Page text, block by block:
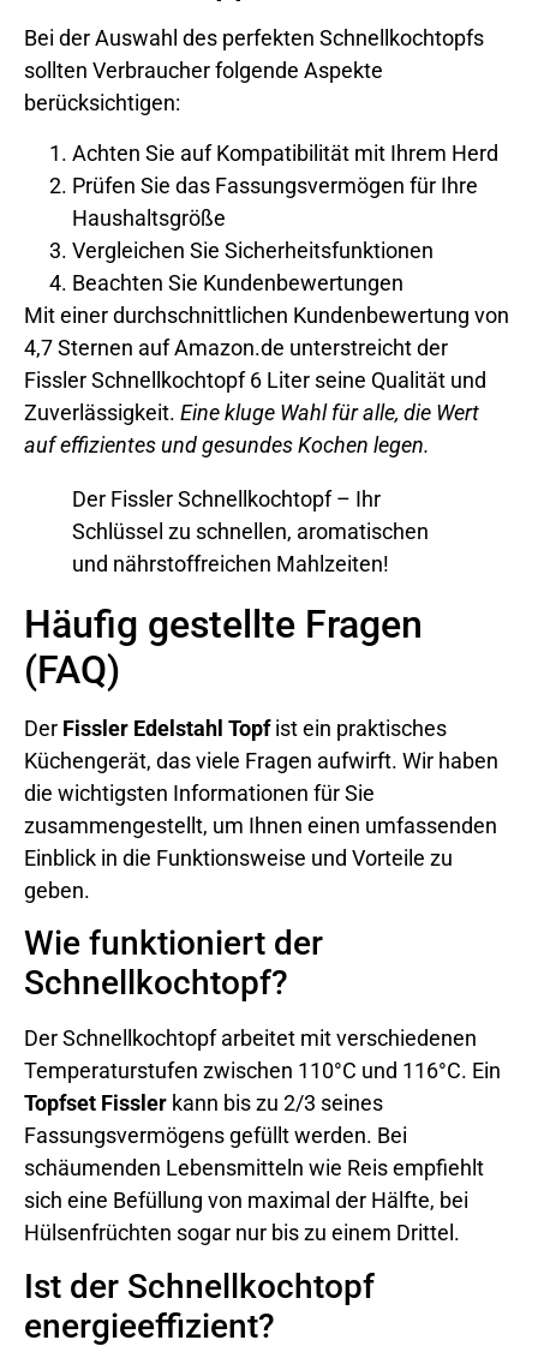
Bei der Auswahl des perfekten Schnellkochtopfs
sollten Verbraucher folgende Aspekte
berücksichtigen:
Achten Sie auf Kompatibilität mit Ihrem Herd
Prüfen Sie das Fassungsvermögen für Ihre
Haushaltsgröße
Vergleichen Sie Sicherheitsfunktionen
Beachten Sie Kundenbewertungen
Mit einer durchschnittlichen Kundenbewertung von
4,7 Sternen auf Amazon.de unterstreicht der
Fissler Schnellkochtopf 6 Liter seine Qualität und
Zuverlässigkeit. Eine kluge Wahl für alle, die Wert
auf effizientes und gesundes Kochen legen.
Der Fissler Schnellkochtopf – Ihr
Schlüssel zu schnellen, aromatischen
und nährstoffreichen Mahlzeiten!
Häufig gestellte Fragen
(FAQ)
Der Fissler Edelstahl Topfist ein praktisches
Küchengerät, das viele Fragen aufwirft. Wir haben
die wichtigsten Informationen für Sie
zusammengestellt, um Ihnen einen umfassenden
Einblick in die Funktionsweise und Vorteile zu
geben.
Wie funktioniert der
Schnellkochtopf?
Der Schnellkochtopf arbeitet mit verschiedenen
Temperaturstufen zwischen 110°C und 116°C. Ein
Topfset Fissler kann bis zu 2/3 seines
Fassungsvermögens gefüllt werden. Bei
schäumenden Lebensmitteln wie Reis empfiehlt
sich eine Befüllung von maximal der Hälfte, bei
Hülsenfrüchten sogar nur bis zu einem Drittel.
Ist der Schnellkochtopf
energieeffizient?